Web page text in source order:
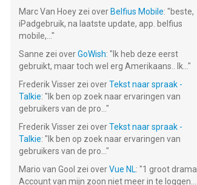
Marc Van Hoey zei over Belfius Mobile: "beste,
iPadgebruik, na laatste update, app. belfius
mobile,... "
Sanne zei overGoWish: " Ik heb deze eerst
gebruikt, maar toch wel erg Amerikaans.. Ik... "
Frederik Visser zei overTekst naar spraak -
Talkie: " Ik ben op zoek naar ervaringen van
gebruikers van de pro... "
Frederik Visser zei overTekst naar spraak -
Talkie: " Ik ben op zoek naar ervaringen van
gebruikers van de pro... "
Mario van Gool zei overVue NL: "1 groot drama.
Account van mijn zoon niet meer in te loggen....